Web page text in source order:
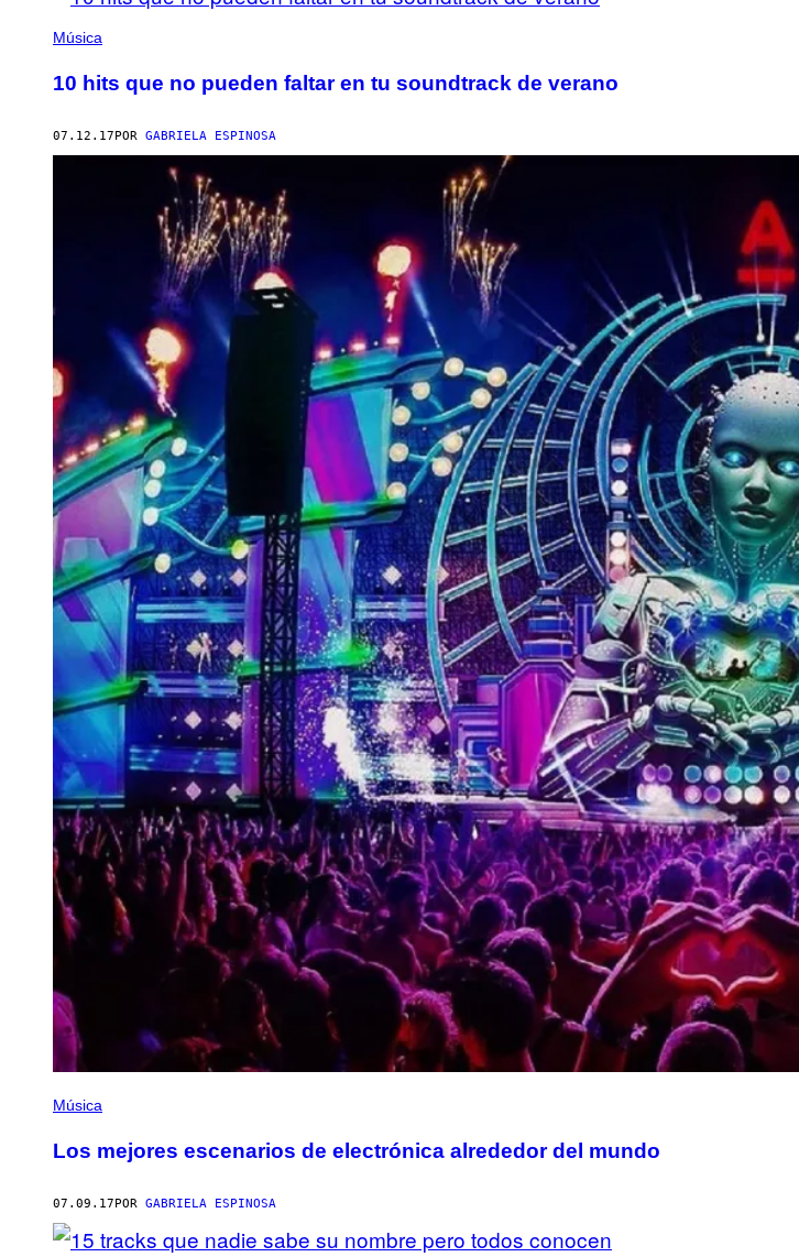
Música
10 hits que no pueden faltar en tu soundtrack de verano
07.12.17 POR GABRIELA ESPINOSA
Música
Los mejores escenarios de electrónica alrededor del mundo
07.09.17POR GABRIELA ESPINOSA